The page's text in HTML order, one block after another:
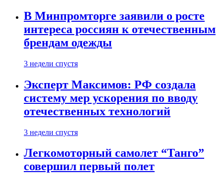
В Минпромторге заявили о росте
интереса россиян к отечественным
брендам одежды
3 недели спустя
Эксперт Максимов: РФ создала
систему мер ускорения по вводу
отечественных технологий
3 недели спустя
Легкомоторный самолет “Танго”
совершил первый полет